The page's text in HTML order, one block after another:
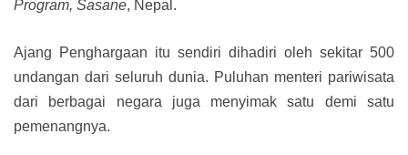
Program, Sasane, Nepal.
Ajang Penghargaan itu sendiri dihadiri oleh sekitar 500
undangan dari seluruh dunia. Puluhan menteri pariwisata
dari berbagai negara juga menyimak satu demi satu
pemenangnya.